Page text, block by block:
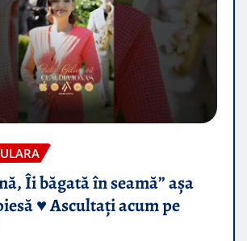
Îi băgată în seamă” așa
♥️ Ascultați acum pe